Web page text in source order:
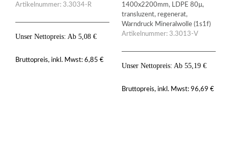
Artikelnummer: 3.3034-R
Unser Nettopreis: Ab 5,08 €
Bruttopreis, inkl. Mwst: 6,85 €
1400x2200mm, LDPE 80µ,
transluzent, regenerat,
Warndruck Mineralwolle (1s1f)
Artikelnummer: 3.3013-V
Unser Nettopreis: Ab 55,19 €
Bruttopreis, inkl. Mwst: 96,69 €